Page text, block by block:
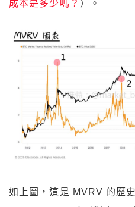
成本是多少嗎？ ） 。
如上圖，這是 MVRV 的歷